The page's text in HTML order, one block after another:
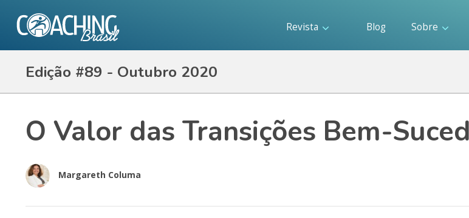
Revista Blog Sobre
Edição #89 - Outubro 2020
O Valor das Transições Bem-
Margareth Columa